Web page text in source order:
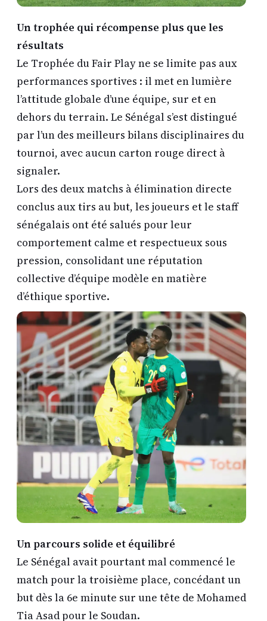
Un trophée qui récompense plus que les
résultats
Le Trophée du Fair Play ne se limite pas aux
performances sportives : il met en lumière
l’attitude globale d’une équipe, sur et en
dehors du terrain. Le Sénégal s’est distingué
par l’un des meilleurs bilans disciplinaires du
tournoi, avec aucun carton rouge direct à
signaler.
Lors des deux matchs à élimination directe
conclus aux tirs au but, les joueurs et le staff
sénégalais ont été salués pour leur
comportement calme et respectueux sous
pression, consolidant une réputation
collective d’équipe modèle en matière
d’éthique sportive.
Un parcours solide et équilibré
Le Sénégal avait pourtant mal commencé le
match pour la troisième place, concédant un
but dès la 6e minute sur une tête de Mohamed
Tia Asad pour le Soudan.